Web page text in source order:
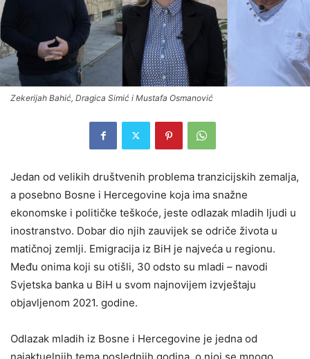
Zekerijah Bahić, Dragica Simić i Mustafa Osmanović
Jedan od velikih društvenih problema tranzicijskih zemalja,
a posebno Bosne i Hercegovine koja ima snažne
ekonomske i političke teškoće, jeste odlazak mladih ljudi u
inostranstvo. Dobar dio njih zauvijek se odriče života u
matičnoj zemlji. Emigracija iz BiH je najveća u regionu.
Među onima koji su otišli, 30 odsto su mladi – navodi
Svjetska banka u BiH u svom najnovijem izvještaju
objavljenom 2021. godine.
Odlazak mladih iz Bosne i Hercegovine je jedna od
najaktuelnijh tema poslednjih godina, o njoj se mnogo